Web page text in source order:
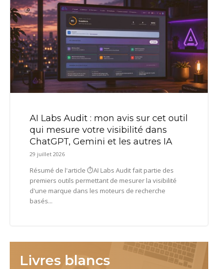
AI Labs Audit : mon avis sur cet outil
qui mesure votre visibilité dans
ChatGPT, Gemini et les autres IA
29 juillet 2026
Résumé de l'article ⏱️AI Labs Audit fait partie des
premiers outils permettant de mesurer la visibilité
d'une marque dans les moteurs de recherche
basés...
Livres blancs